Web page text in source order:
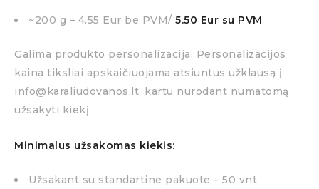
~200 g – 4.55 Eur be PVM/ 5.50 Eur su PVM
Galima produkto personalizacija. Personalizacijos
kaina tiksliai apskaičiuojama atsiuntus užklausą į
info@karaliudovanos.lt, kartu nurodant numatomą
užsakyti kiekį.
Minimalus užsakomas kiekis:
Užsakant su standartine pakuote – 50 vnt